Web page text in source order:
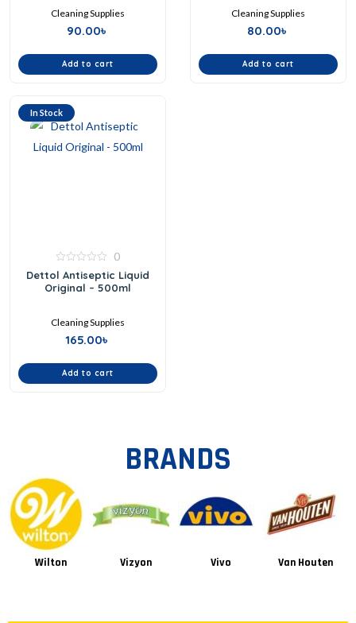
Cleaning Supplies
90.00৳
Add to cart
Cleaning Supplies
80.00৳
Add to cart
In Stock
0
out
of
0
Dettol Antiseptic Liquid
Original – 500ml
Cleaning Supplies
165.00৳
Add to cart
BRANDS
Wilton Vizyon Vivo Van Houten